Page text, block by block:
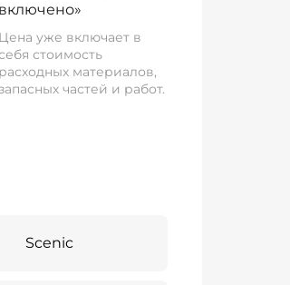
включено»
Цена уже включает в
стоимость
расходных материалов,
запасных частей и работ.
Scenic